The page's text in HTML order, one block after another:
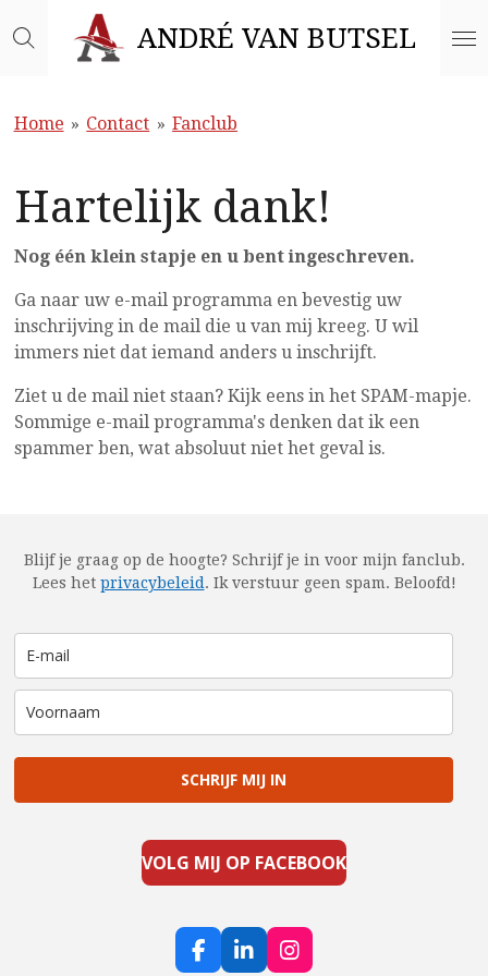
direct
hoofdinhoud
ANDRÉ VAN BUTSEL
Home » Contact » Fanclub
Hartelijk dank!
Nog één klein stapje en u bent ingeschreven.
Ga naar uw e-mail programma en bevestig uw
inschrijving in de mail die u van mij kreeg. U wil
immers niet dat iemand anders u inschrijft.
Ziet u de mail niet staan? Kijk eens in het SPAM-mapje.
Sommige e-mail programma's denken dat ik een
spammer ben, wat absoluut niet het geval is.
Blijf je graag op de hoogte? Schrijf je in voor mijn fanclub.
Lees het privacybeleid . Ik verstuur geen spam. Beloofd!
SCHRIJF MIJ IN
VOLG MIJ OP FACEBOOK
F
L
I